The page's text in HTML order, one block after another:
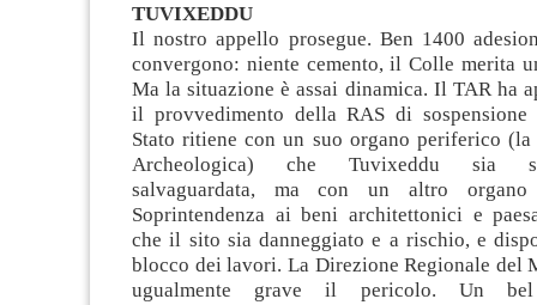
TUVIXEDDU
Il nostro appello prosegue. Ben 1400
convergono: niente cemento, il Colle merita
Ma la situazione è assai dinamica. Il TAR ha
il provvedimento della RAS di
Stato ritiene con un suo organo periferico (la
Archeologica) che Tuvixeddu sia
salvaguardata, ma con un altro
Soprintendenza ai beni architettonici e
che il sito sia danneggiato e a rischio, e
blocco dei lavori. La Direzione Regionale del
ugualmente grave il pericolo. Un bel